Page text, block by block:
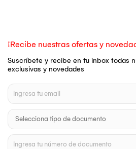
¡Recibe nuestras ofertas y
Suscríbete y recibe en tu inbox todas
exclusivas y novedades